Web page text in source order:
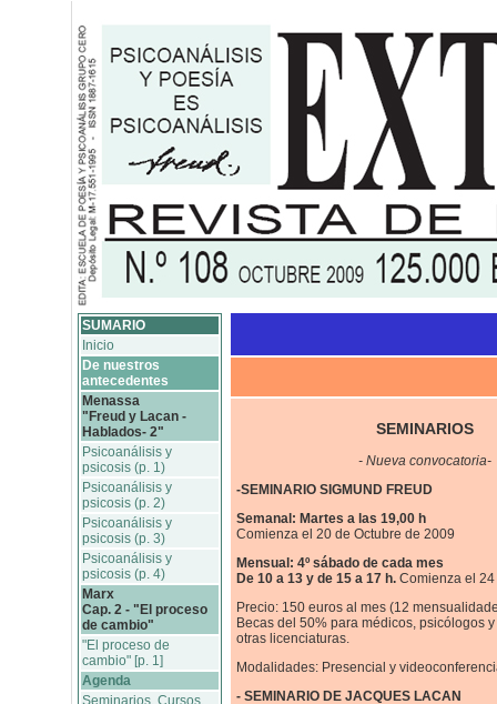
SUMARIO
Inicio
De nuestros
antecedentes
Menassa
"Freud y Lacan -
Hablados- 2"
Psicoanálisis y
psicosis (p. 1)
Psicoanálisis y
psicosis (p. 2)
Psicoanálisis y
psicosis (p. 3)
Psicoanálisis y
psicosis (p. 4)
Marx
Cap. 2 - "El proceso
de cambio"
"El proceso de
cambio" [p. 1]
Agenda
Seminarios, Cursos,
SEMINARIOS
- Nueva convocatoria-
-SEMINARIO SIGMUND FREUD
Semanal: Martes a las 19,00 h
Comienza el 20 de Octubre de 2009
Mensual: 4º sábado de cada mes
De 10 a 13 y de 15 a 17 h. Comienza el
Precio: 150 euros al mes (12
Becas del 50% para médicos, psicólogos
otras licenciaturas.
Modalidades: Presencial y
- SEMINARIO DE JACQUES LACAN